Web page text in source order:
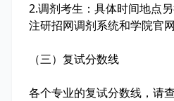
2.调剂考生：具体时间地点
注研招网调剂系统和学院官网
（三）复试分数线
各个专业的复试分数线，请